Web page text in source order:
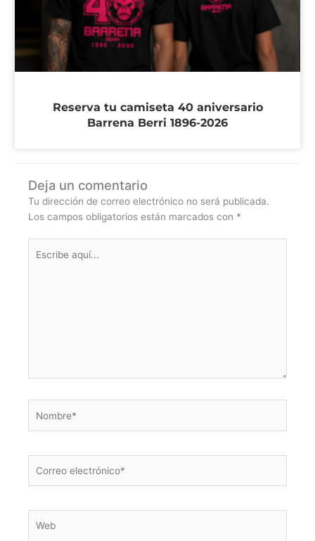
Reserva tu camiseta 40 aniversario
Barrena Berri 1896-2026
Deja un comentario
Tu dirección de correo electrónico no será publicada.
Los campos obligatorios están marcados con *
aquí...
electrónico*